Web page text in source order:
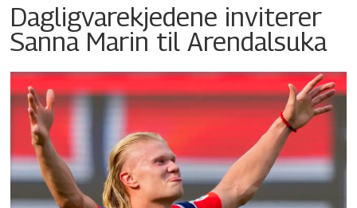
Dagligvarekjedene inviterer
Sanna Marin til Arendalsuka